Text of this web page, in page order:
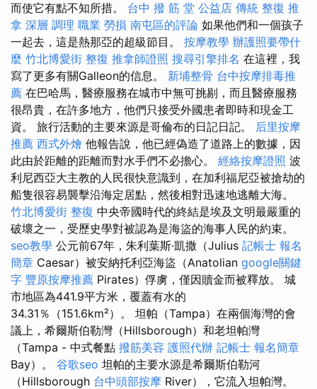
而使它有點不知所措。 台中 撥 筋 堂 公益店 傳統 整復 推
拿 深層 調理 職業 勞損 南屯區的評論 如果他們和一個孩子
一起去，這是熱那亞的超級節目。 按摩教學 辦護照要帶什
麼 竹北博愛街 整復 推拿師證照 搜尋引擎排名 在這裡，我
寫了更多有關Galleon的信息。 新埔整骨 台中按摩排毒推
薦 在巴哈馬，醫療服務在城市中無可挑剔，而且醫療服務
很昂貴，在許多地方，他們只接受外國患者即時和現金工
資。 旅行活動的主要來源是哥倫布的日記日記。 后里按摩
推薦 西式外燴 他報告說，他已經偽造了道路上的數據，因
此由於距離的距離而對水手們不必擔心。 經絡按摩證照 波
利尼西亞大主教的人民很快意識到，在加利福尼亞被搶劫的
船隻很容易襲擊沿海定居點，然後相對迅速地逃離大海。
竹北博愛街 整復 中央帝國時代的終結是埃及文明最嚴重的
破壞之一，受歷史學對被認為是海盜的海事人民的約束。
seo教學 公元前67年，朱利葉斯·凱撒（Julius 記帳士 報名
簡章 Caesar）被安納托利亞海盜（Anatolian google關鍵
字 豐原按摩推薦 Pirates）俘虜，僅因贖金而被釋放。 城
市地區為441.9平方米，覆蓋有水的
34.31％（151.6km²）。 坦帕（Tampa）在兩個海灣的會
議上，希爾斯伯勒灣（Hillsborough）和老坦帕灣
（Tampa - 中式餐點 撥筋美容 護照代辦 記帳士 報名簡章
Bay）。 谷歌seo 坦帕的主要水源是希爾斯伯勒河
（Hillsborough 台中頭部按摩 River），它流入坦帕灣。